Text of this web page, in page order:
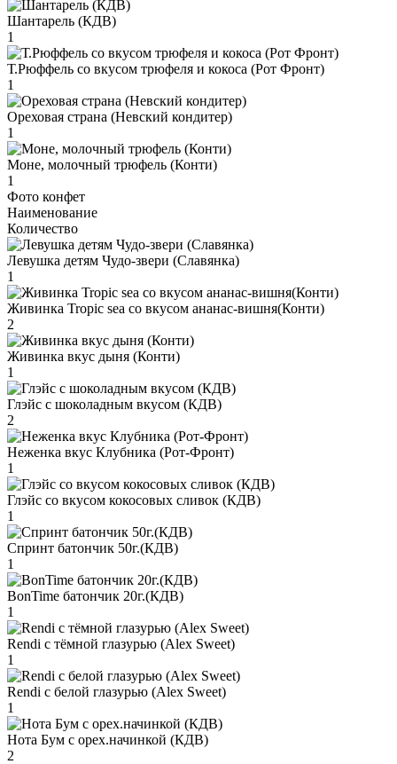
Шантарель (КДВ)
1
Т.Рюффель со вкусом трюфеля и кокоса (Рот Фронт)
1
Ореховая страна (Невский кондитер)
1
Моне, молочный трюфель (Конти)
1
Фото конфет
Наименование
Количество
Левушка детям Чудо-звери (Славянка)
1
Живинка Tropic sea со вкусом ананас-вишня(Конти)
2
Живинка вкус дыня (Конти)
1
Глэйс с шоколадным вкусом (КДВ)
2
Неженка вкус Клубника (Рот-Фронт)
1
Глэйс со вкусом кокосовых сливок (КДВ)
1
Спринт батончик 50г.(КДВ)
1
BonTime батончик 20г.(КДВ)
1
Rendi с тёмной глазурью (Alex Sweet)
1
Rendi с белой глазурью (Alex Sweet)
1
Нота Бум с орех.начинкой (КДВ)
2